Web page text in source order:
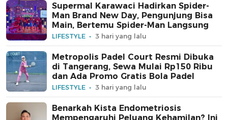
Supermal Karawaci Hadirkan Spider-
Man Brand New Day, Pengunjung Bisa
Main, Bertemu Spider-Man Langsung
LIFESTYLE 3 hari yang lalu
Metropolis Padel Court Resmi Dibuka
di Tangerang, Sewa Mulai Rp150 Ribu
dan Ada Promo Gratis Bola Padel
LIFESTYLE 3 hari yang lalu
Benarkah Kista Endometriosis
Mempengaruhi Peluang Kehamilan? Ini